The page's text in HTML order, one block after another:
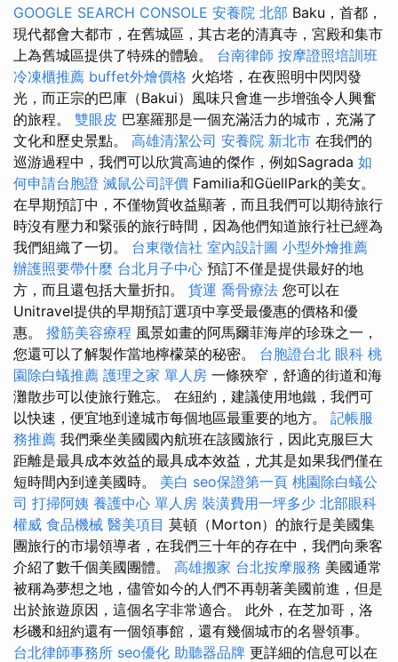
GOOGLE SEARCH CONSOLE 安養院 北部 Baku，首都，
現代都會大都市，在舊城區，其古老的清真寺，宮殿和集市
上為舊城區提供了特殊的體驗。 台南律師 按摩證照培訓班
冷凍櫃推薦 buffet外燴價格 火焰塔，在夜照明中閃閃發
光，而正宗的巴庫（Bakui）風味只會進一步增強令人興奮
的旅程。 雙眼皮 巴塞羅那是一個充滿活力的城市，充滿了
文化和歷史景點。 高雄清潔公司 安養院 新北市 在我們的
巡游過程中，我們可以欣賞高迪的傑作，例如Sagrada 如
何申請台胞證 滅鼠公司評價 Familia和GüellPark的美女。
在早期預訂中，不僅物質收益顯著，而且我們可以期待旅行
時沒有壓力和緊張的旅行時間，因為他們知道旅行社已經為
我們組織了一切。 台東徵信社 室內設計圖 小型外燴推薦
辦護照要帶什麼 台北月子中心 預訂不僅是提供最好的地
方，而且還包括大量折扣。 貨運 喬骨療法 您可以在
Unitravel提供的早期預訂選項中享受最優惠的價格和優
惠。 撥筋美容療程 風景如畫的阿馬爾菲海岸的珍珠之一，
您還可以了解製作當地檸檬菜的秘密。 台胞證台北 眼科 桃
園除白蟻推薦 護理之家 單人房 一條狹窄，舒適的街道和海
灘散步可以使旅行難忘。 在紐約，建議使用地鐵，我們可
以快速，便宜地到達城市每個地區最重要的地方。 記帳服
務推薦 我們乘坐美國國內航班在該國旅行，因此克服巨大
距離是最具成本效益的最具成本效益，尤其是如果我們僅在
短時間內到達美國時。 美白 seo保證第一頁 桃園除白蟻公
司 打掃阿姨 養護中心 單人房 裝潢費用一坪多少 北部眼科
權威 食品機械 醫美項目 莫頓（Morton）的旅行是美國集
團旅行的市場領導者，在我們三十年的存在中，我們向乘客
介紹了數千個美國團體。 高雄搬家 台北按摩服務 美國通常
被稱為夢想之地，儘管如今的人們不再朝著美國前進，但是
出於旅遊原因，這個名字非常適合。 此外，在芝加哥，洛
杉磯和紐約還有一個領事館，還有幾個城市的名譽領事。
台北律師事務所 seo優化 助聽器品牌 更詳細的信息可以在